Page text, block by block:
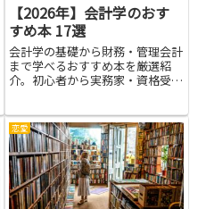
【2026年】会計学のおす
すめ本 17選
会計学の基礎から財務・管理会計
まで学べるおすすめ本を厳選紹
介。初心者から実務家・資格受験
恋愛